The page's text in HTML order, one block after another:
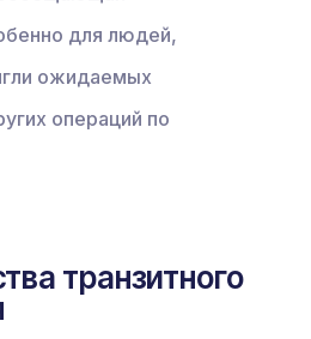
для людей,
ожидаемых
операций по
транзитного